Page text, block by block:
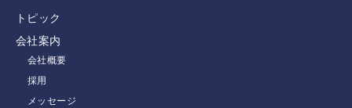
トピック
会社案内
会社概要
採用
メッセージ